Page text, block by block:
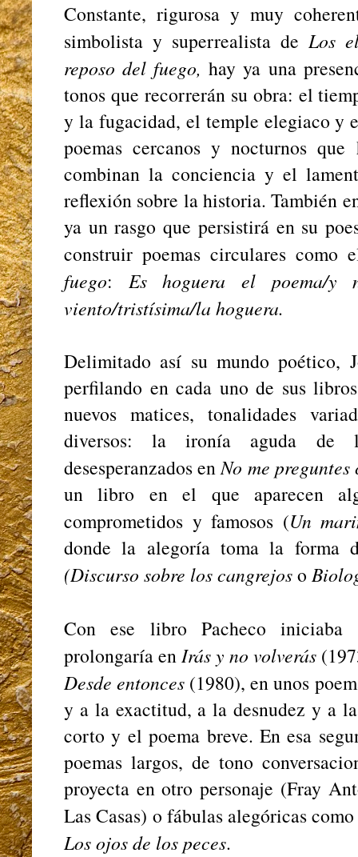
Constante, rigurosa y muy
simbolista y superrealista de Los
reposo del fuego, hay ya una
tonos que recorrerán su obra: el
y la fugacidad, el temple elegiaco y
poemas cercanos y nocturnos
combinan la conciencia y el
reflexión sobre la historia. También
ya un rasgo que persistirá en su
construir poemas circulares
fuego: Es hoguera el poema/
viento/tristísima/la hoguera.
Delimitado así su mundo poético,
perfilando en cada uno de sus
nuevos matices, tonalidades
diversos: la ironía aguda de
desesperanzados enNo me
un libro en el que aparecen
comprometidos y famosos (Un
donde la alegoría toma la forma
(Discurso sobre los cangrejoso
Con ese libro Pacheco
prolongaría enIrás y no volverás
Desde entonces (1980), en unos
y a la exactitud, a la desnudez y a
corto y el poema breve. En esa
poemas largos, de tono
proyecta en otro personaje (Fray
Las Casas) o fábulas alegóricas
Los ojos de los peces.